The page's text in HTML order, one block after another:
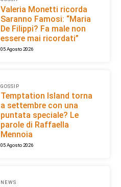
Valeria Monetti ricorda
Saranno Famosi: “Maria
De Filippi? Fa male non
essere mai ricordati”
05 Agosto 2026
GOSSIP
Temptation Island torna
a settembre con una
puntata speciale? Le
parole di Raffaella
Mennoia
05 Agosto 2026
NEWS